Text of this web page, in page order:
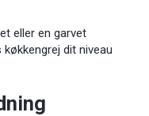
eller en garvet
dit niveau